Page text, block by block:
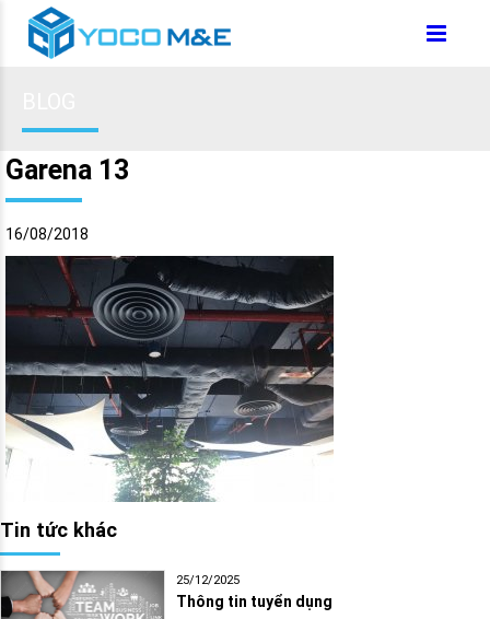
Garena 13
16/08/2018
Tin tức khác
25/12/2025
Thông tin tuyển dụng